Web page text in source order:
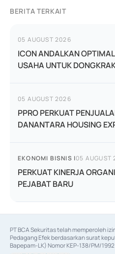
BERITA TERKAIT
05 AUGUST 2026
ICON ANDALKAN
USAHA UNTUK
05 AUGUST 2026
PPRO PERKUAT
DANANTARA HOUSING
EKONOMI BISNIS |05 AUGUST
PERKUAT KINERJA
PEJABAT BARU
PT BCA Sekuritas telah memperoleh
Pedagang Efek berdasarkan surat
Bapepam-LK) Nomor KEP-138/PM/